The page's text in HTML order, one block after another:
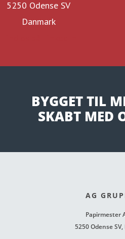
5250 Odense SV
Danmark